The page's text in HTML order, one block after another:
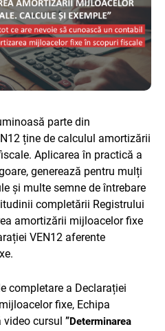
parte din
ține de calculul amortizării
Aplicarea în practică a
generează pentru mulți
și multe semne de întrebare
completării Registrului
amortizării mijloacelor fixe
VEN12 aferente
completare a Declarației
fixe, Echipa
video cursul ”Determinarea